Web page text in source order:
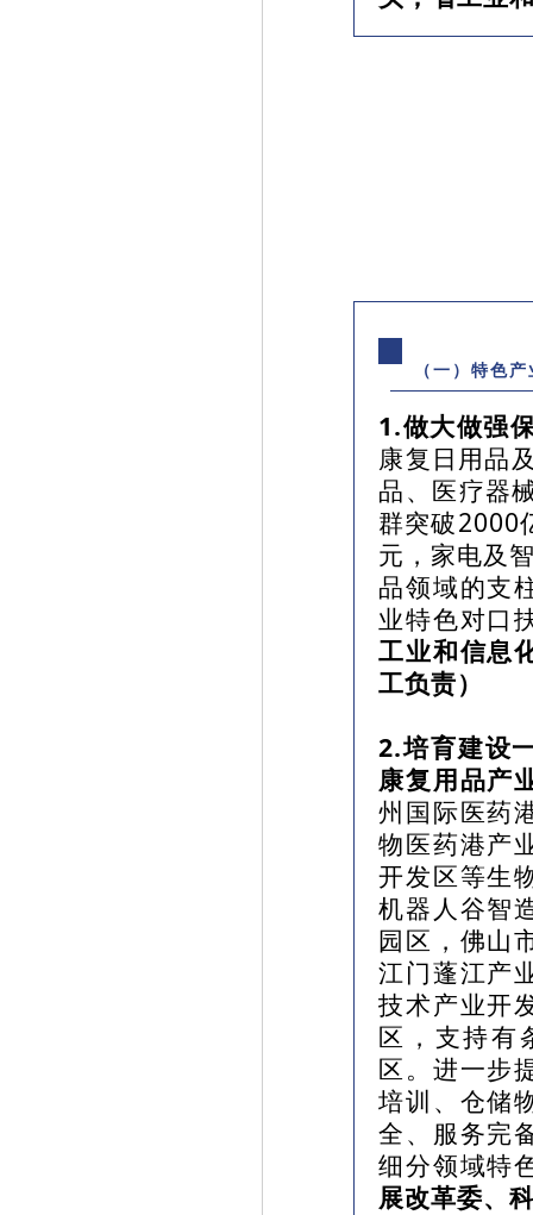
（一）特色
1.做大做强
康复日用品
品、医疗器
群突破2000
元，家电及
品领域的支
业特色对口
工业和信息
工负责）
2.培育建设
康复用品产
州国际医药
物医药港产
开发区等生
机器人谷智
园区，佛山
江门蓬江产
技术产业开
区，支持有
区。进一步
培训、仓储
全、服务完
细分领域特
展改革委、